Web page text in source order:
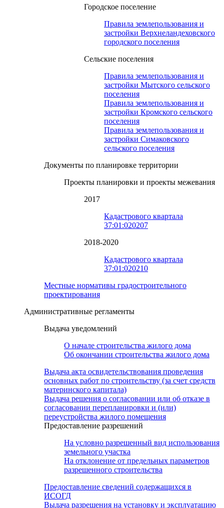
Городское поселение
Правила землепользования и
застройки Верхнеландеховского
городского поселения
Сельские поселения
Правила землепользования и
застройки Мытского сельского
поселения
Правила землепользования и
застройки Кромского сельского
поселения
Правила землепользования и
застройки Симаковского
сельского поселения
Документы по планировке территории
Проекты планировки и проекты межевания
2017
Кадастрового квартала
37:01:020207
2018-2020
Кадастрового квартала
37:01:020210
Местные нормативы градостроительного
проектирования
Административные регламенты
Выдача уведомлений
О начале строительства жилого дома
Об окончании строительства жилого дома
Выдача акта освидетельствования проведения
основных работ по строительству (за счет средств
материнского капитала)
Выдача решения о согласовании или об отказе в
согласовании перепланировки и (или)
переустройства жилого помещения
Предоставление разрешений
На условно разрешенный вид использования
земельного участка
На отклонение от предельных параметров
разрешенного строительства
Предоставление сведений содержащихся в
ИСОГД
Выдача разрешения на установку и эксплуатацию